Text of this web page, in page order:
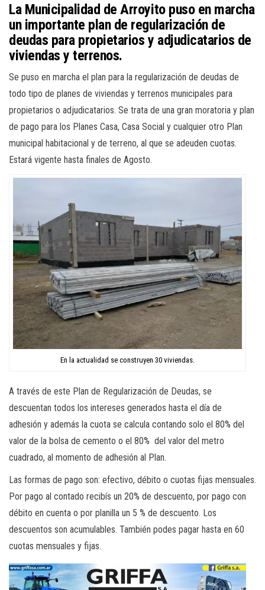
La Municipalidad de Arroyito puso en marcha
un importante plan de regularización de
deudas para propietarios y adjudicatarios de
viviendas y terrenos.
Se puso en marcha el plan para la regularización de deudas de
todo tipo de planes de viviendas y terrenos municipales para
propietarios o adjudicatarios. Se trata de una gran moratoria y plan
de pago para los Planes Casa, Casa Social y cualquier otro Plan
municipal habitacional y de terreno, al que se adeuden cuotas.
Estará vigente hasta finales de Agosto.
En la actualidad se construyen 30 viviendas.
A través de este Plan de Regularización de Deudas, se
descuentan todos los intereses generados hasta el día de
adhesión y además la cuota se calcula contando solo el 80% del
valor de la bolsa de cemento o el 80% del valor del metro
cuadrado, al momento de adhesión al Plan.
Las formas de pago son: efectivo, débito o cuotas fijas mensuales.
Por pago al contado recibís un 20% de descuento, por pago con
débito en cuenta o por planilla un 5 % de descuento. Los
descuentos son acumulables. También podes pagar hasta en 60
cuotas mensuales y fijas.